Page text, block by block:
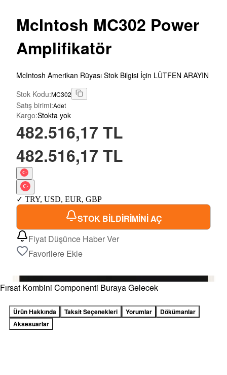
McIntosh MC302 Power
Amplifikatör
McIntosh Amerikan Rüyası Stok Bilgisi İçin LÜTFEN ARAYIN
Stok Kodu:MC302
Satış birimi:Adet
Kargo:Stokta yok
482.516,17 TL
482.516,17 TL
✓ TRY, USD, EUR, GBP
STOK BİLDİRİMİNİ AÇ
Fiyat Düşünce Haber Ver
Favorilere Ekle
Fırsat Kombini Componenti Buraya Gelecek
Ürün Hakkında Taksit Seçenekleri Yorumlar
Dökümanlar
Aksesuarlar